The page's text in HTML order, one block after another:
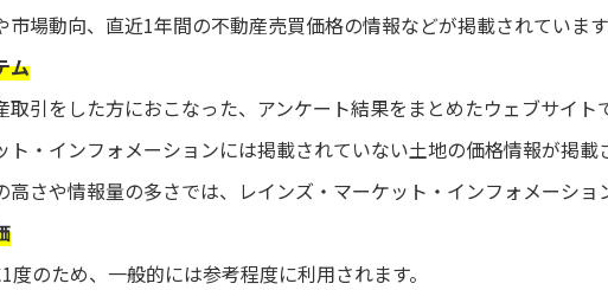
場動向、直近1年間の不動産売買価格の情報などが掲載されています
ム
引をした方におこなった、アンケート結果をまとめたウェブサイト
ト・インフォメーションには掲載されていない土地の価格情報が掲載
高さや情報量の多さでは、レインズ・マーケット・インフォメーショ
のため、一般的には参考程度に利用されます。